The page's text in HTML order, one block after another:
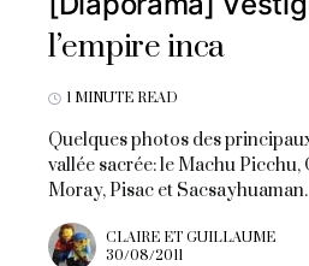
l’empire inca
1 MINUTE READ
Quelques photos des
vallée sacrée: le Machu
Moray, Pisac et Sacsayhuaman.
CLAIRE ET GUILLAUME
30/08/2011